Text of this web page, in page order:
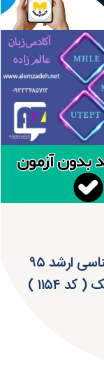
دانلود دفترچه سوالات آزمون کارشناسی ارشد ۹۵
۱۱۵۴ )